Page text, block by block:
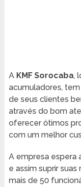
A KMF Sorocaba,
acumuladores,
de seus clientes
através do bom
oferecer ótimos
com um melhor
A empresa espera
e assim suprir
mais de 50